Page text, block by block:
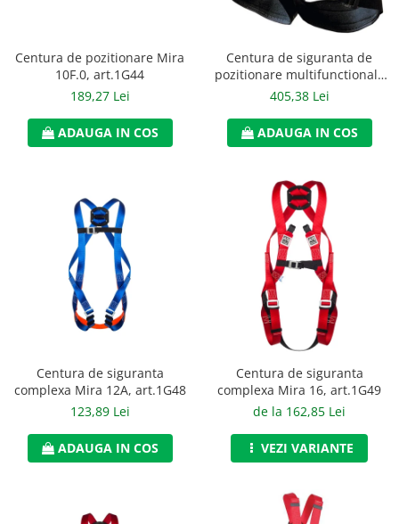
Sandale de protectie
Bocanci de protectie
Accesorii
Incaltaminte alba de protectie
Incaltaminte ESD
Pantofi fara protectie
Protectie chimica
Manusi
Manecute
Manusi fibre speciale
Manusi fibre speciale impregnate
Centura de pozitionare Mira
10F.0, art.1G44
189,27 Lei
ADAUGA IN COS
Centura de siguranta de
pozitionare multifunctionala
PB-70, art.1G46
405,38 Lei
ADAUGA IN COS
Centura de siguranta
complexa Mira 12A, art.1G48
123,89 Lei
ADAUGA IN COS
Centura de siguranta
complexa Mira 16, art.1G49
de la 162,85 Lei
VEZI VARIANTE